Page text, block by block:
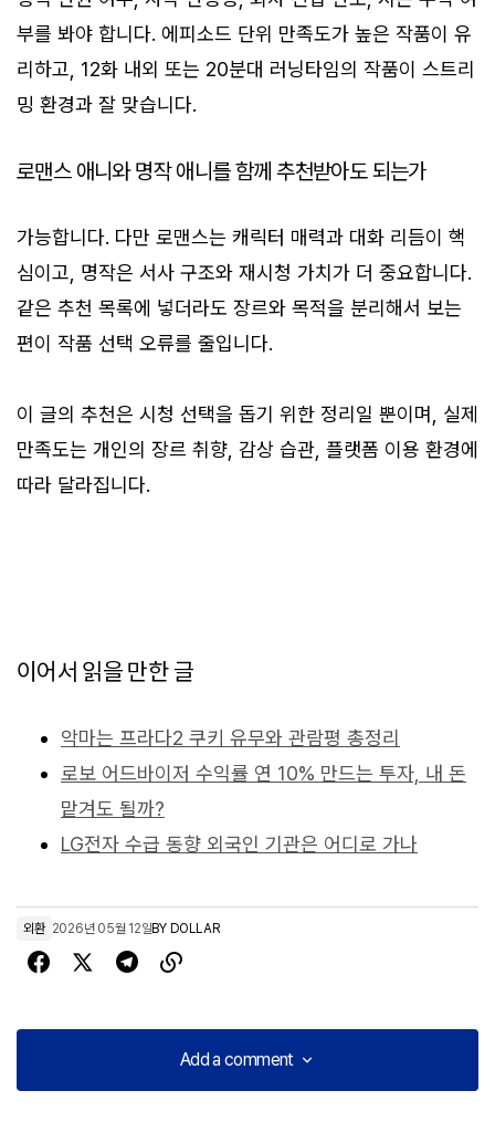
부를 봐야 합니다. 에피소드 단위 만족도가 높은 작품이 유
리하고, 12화 내외 또는 20분대 러닝타임의 작품이 스트리
밍 환경과 잘 맞습니다.
로맨스 애니와 명작 애니를 함께 추천받아도 되는가
가능합니다. 다만 로맨스는 캐릭터 매력과 대화 리듬이 핵
심이고, 명작은 서사 구조와 재시청 가치가 더 중요합니다.
같은 추천 목록에 넣더라도 장르와 목적을 분리해서 보는
편이 작품 선택 오류를 줄입니다.
이 글의 추천은 시청 선택을 돕기 위한 정리일 뿐이며, 실제
만족도는 개인의 장르 취향, 감상 습관, 플랫폼 이용 환경에
따라 달라집니다.
이어서 읽을 만한 글
악마는 프라다2 쿠키 유무와 관람평 총정리
로보 어드바이저 수익률 연 10% 만드는 투자, 내 돈
맡겨도 될까?
LG전자 수급 동향 외국인 기관은 어디로 가나
외환 2026년 05월 12일BY DOLLAR
Add a comment
Add a comment